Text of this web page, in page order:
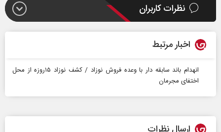
نظرات کاربران
اخبار مرتبط
انهدام باند سابقه‌ دار با وعده فروش نوزاد / کشف نوزاد ۱۵روزه از محل
اختفای مجرمان